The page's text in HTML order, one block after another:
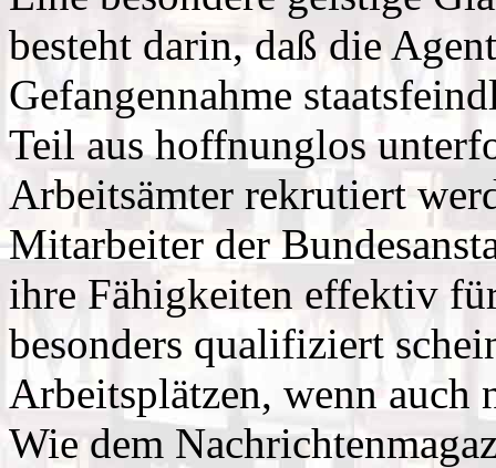
besteht darin, daß die
Gefangennahme
Teil aus hoffnunglos
Arbeitsämter rekrutiert
Mitarbeiter der
ihre Fähigkeiten effektiv
besonders qualifiziert
Arbeitsplätzen, wenn auch
Wie dem